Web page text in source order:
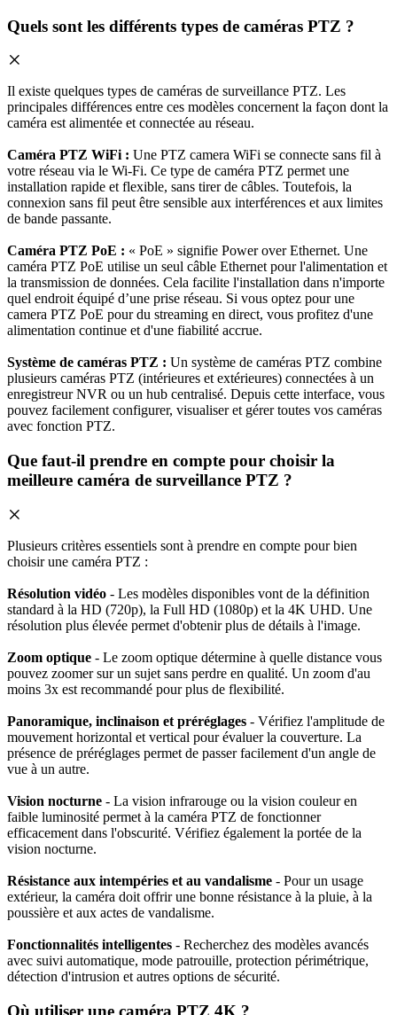
Quels sont les différents types de caméras PTZ ?
Il existe quelques types de caméras de surveillance PTZ. Les
principales différences entre ces modèles concernent la façon dont la
caméra est alimentée et connectée au réseau.
Caméra PTZ WiFi : Une PTZ camera WiFi se connecte sans fil à
votre réseau via le Wi-Fi. Ce type de caméra PTZ permet une
installation rapide et flexible, sans tirer de câbles. Toutefois, la
connexion sans fil peut être sensible aux interférences et aux limites
de bande passante.
Caméra PTZ PoE : « PoE » signifie Power over Ethernet. Une
caméra PTZ PoE utilise un seul câble Ethernet pour l'alimentation et
la transmission de données. Cela facilite l'installation dans n'importe
quel endroit équipé d’une prise réseau. Si vous optez pour une
camera PTZ PoE pour du streaming en direct, vous profitez d'une
alimentation continue et d'une fiabilité accrue.
Système de caméras PTZ : Un système de caméras PTZ combine
plusieurs caméras PTZ (intérieures et extérieures) connectées à un
enregistreur NVR ou un hub centralisé. Depuis cette interface, vous
pouvez facilement configurer, visualiser et gérer toutes vos caméras
avec fonction PTZ.
Que faut-il prendre en compte pour choisir la
meilleure caméra de surveillance PTZ ?
Plusieurs critères essentiels sont à prendre en compte pour bien
choisir une caméra PTZ :
Résolution vidéo - Les modèles disponibles vont de la définition
standard à la HD (720p), la Full HD (1080p) et la 4K UHD. Une
résolution plus élevée permet d'obtenir plus de détails à l'image.
Zoom optique - Le zoom optique détermine à quelle distance vous
pouvez zoomer sur un sujet sans perdre en qualité. Un zoom d'au
moins 3x est recommandé pour plus de flexibilité.
Panoramique, inclinaison et préréglages - Vérifiez l'amplitude de
mouvement horizontal et vertical pour évaluer la couverture. La
présence de préréglages permet de passer facilement d'un angle de
vue à un autre.
Vision nocturne - La vision infrarouge ou la vision couleur en
faible luminosité permet à la caméra PTZ de fonctionner
efficacement dans l'obscurité. Vérifiez également la portée de la
vision nocturne.
Résistance aux intempéries et au vandalisme - Pour un usage
extérieur, la caméra doit offrir une bonne résistance à la pluie, à la
poussière et aux actes de vandalisme.
Fonctionnalités intelligentes - Recherchez des modèles avancés
avec suivi automatique, mode patrouille, protection périmétrique,
détection d'intrusion et autres options de sécurité.
Où utiliser une caméra PTZ 4K ?